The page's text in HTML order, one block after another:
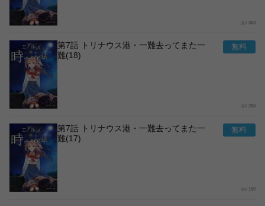
350
第7話 トリナウス港・一難去ってまた一
難(18)
250
第7話 トリナウス港・一難去ってまた一
難(17)
160